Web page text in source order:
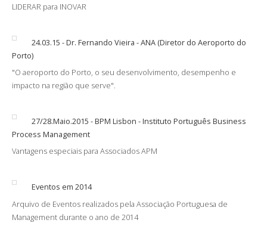
LIDERAR para INOVAR
24.03.15 - Dr. Fernando Vieira - ANA (Diretor do Aeroporto do
Porto)
"O aeroporto do Porto, o seu desenvolvimento, desempenho e
impacto na região que serve".
27/28.Maio.2015 - BPM Lisbon - Instituto Português Business
Process Management
Vantagens especiais para Associados APM
Eventos em 2014
Arquivo de Eventos realizados pela Associação Portuguesa de
Management durante o ano de 2014